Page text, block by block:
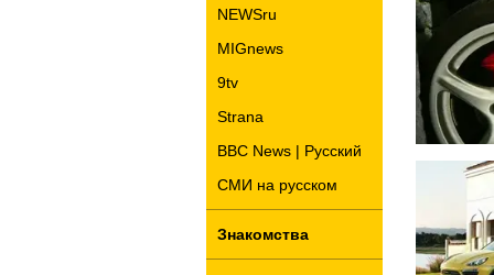
NEWSru
MIGnews
9tv
Strana
BBC News | Русский
СМИ на русском
Знакомства